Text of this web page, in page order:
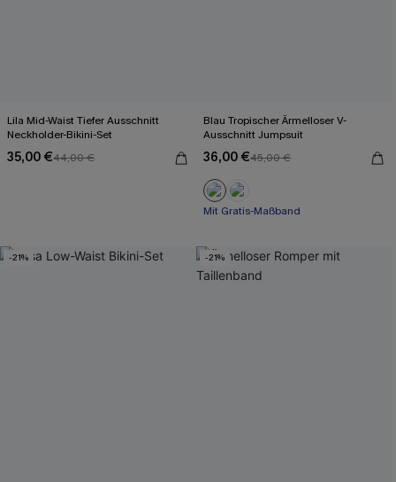
Lila Mid-Waist Tiefer Ausschnitt
Neckholder-Bikini-Set
35,00 €44,00 €
Blau Tropischer Ärmelloser V-
Ausschnitt Jumpsuit
36,00 €45,00 €
Mit Gratis-Maßband
Weites Bein
-21% -21%